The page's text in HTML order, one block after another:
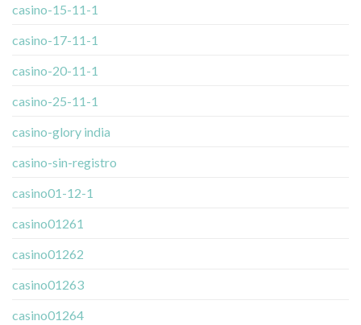
casino-15-11-1
casino-17-11-1
casino-20-11-1
casino-25-11-1
casino-glory india
casino-sin-registro
casino01-12-1
casino01261
casino01262
casino01263
casino01264